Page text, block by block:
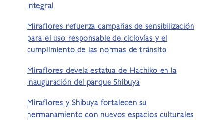
integral
Miraflores refuerza campañas de sensibilización
para el uso responsable de ciclovías y el
cumplimiento de las normas de tránsito
Miraflores devela estatua de Hachiko en la
inauguración del parque Shibuya
Miraflores y Shibuya fortalecen su
hermanamiento con nuevos espacios culturales